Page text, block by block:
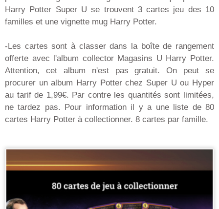
Harry Potter Super U se trouvent 3 cartes jeu des 10
familles et une vignette mug Harry Potter.
-Les cartes sont à classer dans la boîte de rangement
offerte avec l'album collector Magasins U Harry Potter.
Attention, cet album n'est pas gratuit. On peut se
procurer un album Harry Potter chez Super U ou Hyper
au tarif de 1,99€. Par contre les quantités sont limitées,
ne tardez pas. Pour information il y a une liste de 80
cartes Harry Potter à collectionner. 8 cartes par famille.